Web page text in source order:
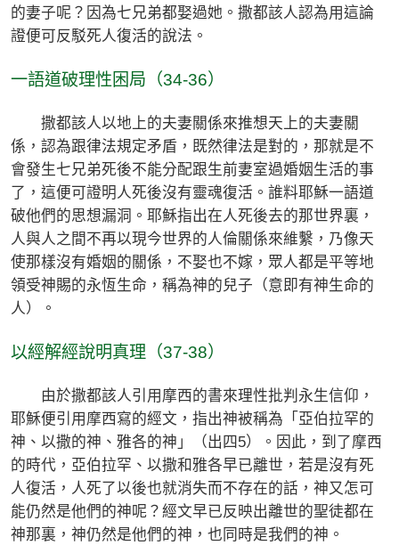
的妻子呢？因為七兄弟都娶過她。撒都該人認為用這論
證便可反駁死人復活的說法。
一語道破理性困局（34-36）
撒都該人以地上的夫妻關係來推想天上的夫妻關
係，認為跟律法規定矛盾，既然律法是對的，那就是不
會發生七兄弟死後不能分配跟生前妻室過婚姻生活的事
了，這便可證明人死後沒有靈魂復活。誰料耶穌一語道
破他們的思想漏洞。耶穌指出在人死後去的那世界裏，
人與人之間不再以現今世界的人倫關係來維繫，乃像天
使那樣沒有婚姻的關係，不娶也不嫁，眾人都是平等地
領受神賜的永恆生命，稱為神的兒子（意即有神生命的
人）。
以經解經說明真理（37-38）
由於撒都該人引用摩西的書來理性批判永生信仰，
耶穌便引用摩西寫的經文，指出神被稱為「亞伯拉罕的
神、以撒的神、雅各的神」（出四5）。因此，到了摩西
的時代，亞伯拉罕、以撒和雅各早已離世，若是沒有死
人復活，人死了以後也就消失而不存在的話，神又怎可
能仍然是他們的神呢？經文早已反映出離世的聖徒都在
神那裏，神仍然是他們的神，也同時是我們的神。